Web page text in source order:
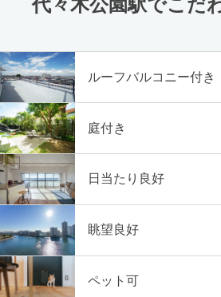
代々木公園駅でこだ
ルーフバルコニー付き
庭付き
日当たり良好
眺望良好
ペット可